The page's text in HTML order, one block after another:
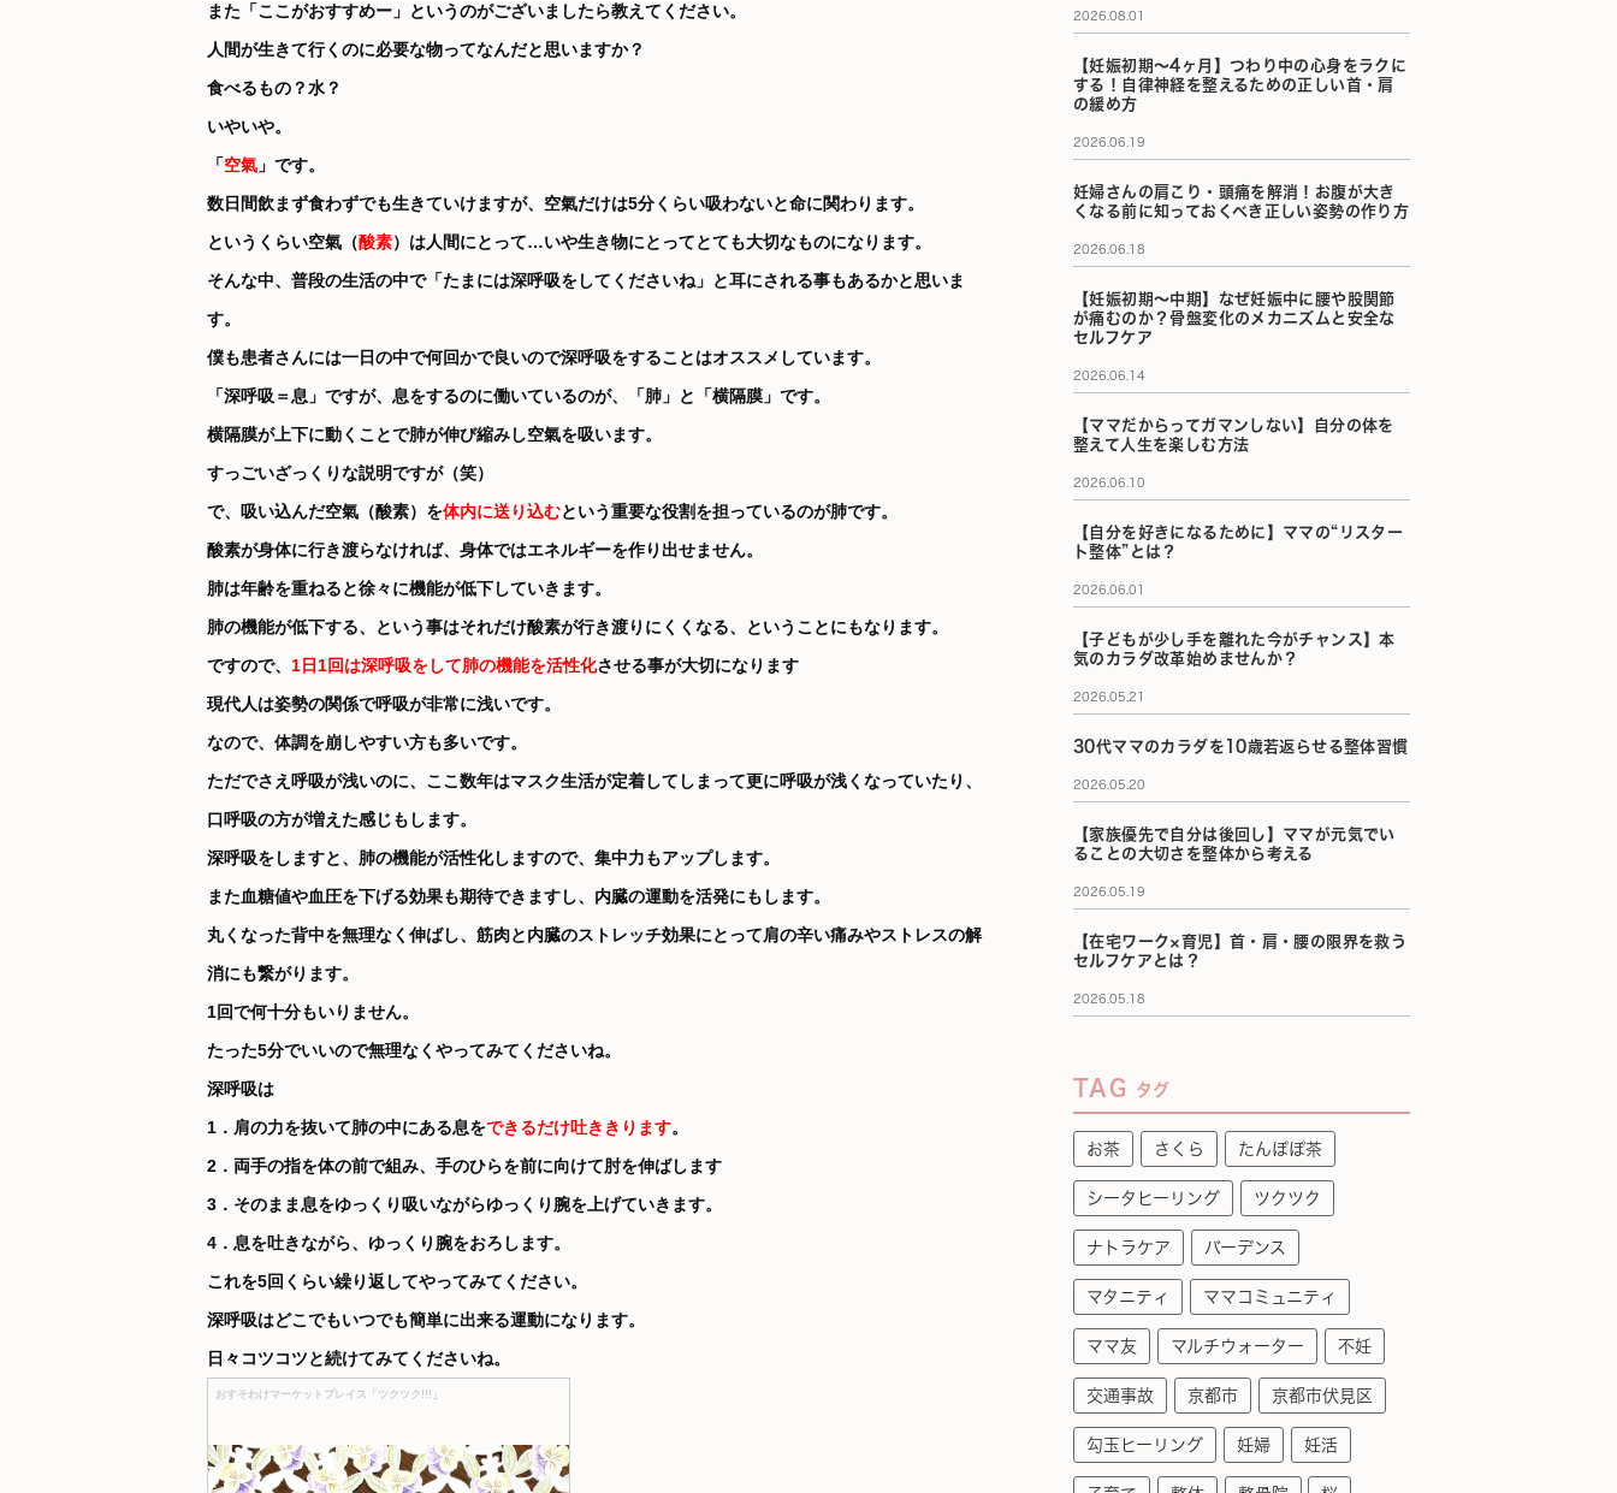
また「ここがおすすめー」というのがございましたら教えてください。
人間が生きて行くのに必要な物ってなんだと思いますか？
食べるもの？水？
いやいや。
「空氣 」です。
数日間飲まず食わずでも生きていけますが、空氣だけは5分くらい吸わないと命に関わります。
というくらい空氣（酸素）は人間にとって…いや生き物にとってとても大切なものになります。
そんな中、普段の生活の中で「たまには深呼吸をしてくださいね」と耳にされる事もあるかと思いま
す。
僕も患者さんには一日の中で何回かで良いので深呼吸をすることはオススメしています。
「深呼吸＝息」ですが、息をするのに働いているのが、「肺」と「横隔膜」です。
横隔膜が上下に動くことで肺が伸び縮みし空氣を吸います。
すっごいざっくりな説明ですが（笑）
で、吸い込んだ空氣（酸素）を体内に送り込むという重要な役割を担っているのが肺です。
酸素が身体に行き渡らなければ、身体ではエネルギーを作り出せません。
肺は年齢を重ねると徐々に機能が低下していきます。
肺の機能が低下する、という事はそれだけ酸素が行き渡りにくくなる、ということにもなります。
ですので、 1日1回は深呼吸をして肺の機能を活性化させる事が大切になります
現代人は姿勢の関係で呼吸が非常に浅いです。
なので、体調を崩しやすい方も多いです。
ただでさえ呼吸が浅いのに、ここ数年はマスク生活が定着してしまって更に呼吸が浅くなっていたり、
口呼吸の方が増えた感じもします。
深呼吸をしますと、肺の機能が活性化しますので、集中力もアップします。
また血糖値や血圧を下げる効果も期待できますし、内臓の運動を活発にもします。
丸くなった背中を無理なく伸ばし、筋肉と内臓のストレッチ効果にとって肩の辛い痛みやストレスの解
消にも繋がります。
1回で何十分もいりません。
たった5分でいいので無理なくやってみてくださいね。
深呼吸は
1．肩の力を抜いて肺の中にある息をできるだけ吐ききります。
2．両手の指を体の前で組み、手のひらを前に向けて肘を伸ばします
3．そのまま息をゆっくり吸いながらゆっくり腕を上げていきます。
4．息を吐きながら、ゆっくり腕をおろします。
これを5回くらい繰り返してやってみてください。
深呼吸はどこでもいつでも簡単に出来る運動になります。
日々コツコツと続けてみてくださいね。
おすそわけマーケットプレイス「ツクツク!!!」
2026.08.01
【妊娠初期〜4ヶ月】つわり中の心身をラクに
する！自律神経を整えるための正しい首・肩
の緩め方
2026.06.19
妊婦さんの肩こり・頭痛を解消！お腹が大き
くなる前に知っておくべき正しい姿勢の作り方
2026.06.18
【妊娠初期〜中期】なぜ妊娠中に腰や股関節
が痛むのか？骨盤変化のメカニズムと安全な
セルフケア
2026.06.14
【ママだからってガマンしない】自分の体を
整えて人生を楽しむ方法
2026.06.10
【自分を好きになるために】ママの“リスター
ト整体”とは？
2026.06.01
【子どもが少し手を離れた今がチャンス】本
気のカラダ改革始めませんか？
2026.05.21
30代ママのカラダを10歳若返らせる整体習慣
2026.05.20
【家族優先で自分は後回し】ママが元気でい
ることの大切さを整体から考える
2026.05.19
【在宅ワーク×育児】首・肩・腰の限界を救う
セルフケアとは？
2026.05.18
TAG タグ
お茶 さくら たんぽぽ茶
シータヒーリング ツクツク
ナトラケア バーデンス
マタニティ ママコミュニティ
ママ友 マルチウォーター 不妊
交通事故 京都市 京都市伏見区
勾玉ヒーリング 妊婦 妊活